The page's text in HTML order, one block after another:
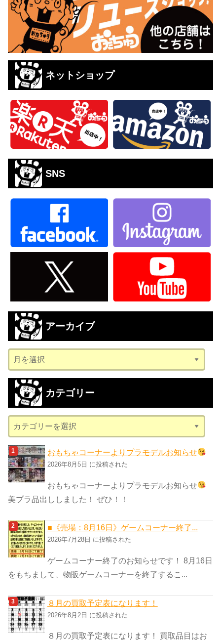
ネットショップ
SNS
アーカイブ
ー
カ
ブ
カテゴリー
テ
ゴ
リ
ー
おもちゃコーナーよりプラモデルお知らせ
2026年8月5日 に投稿された
おもちゃコーナーよりプラモデルお知らせ
美プラ品出ししました！ ぜひ！！
■《売場：8月16日》ゲームコーナー終了...
2026年7月28日 に投稿された
ゲームコーナー終了のお知らせです！ 8月16日
をもちまして、物販ゲームコーナーを終了するこ...
８月の買取予定表になります！
2026年8月2日 に投稿された
８月の買取予定表になります！ 買取品目はお